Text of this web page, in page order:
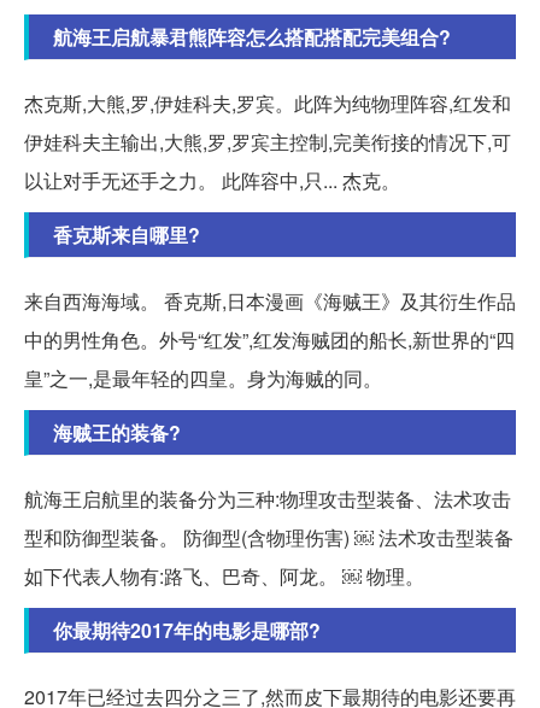
航海王启航暴君熊阵容怎么搭配搭配完美组合?
杰克斯,大熊,罗,伊娃科夫,罗宾。此阵为纯物理阵容,红发和
伊娃科夫主输出,大熊,罗,罗宾主控制,完美衔接的情况下,可
以让对手无还手之力。 此阵容中,只... 杰克。
香克斯来自哪里?
来自西海海域。 香克斯,日本漫画《海贼王》及其衍生作品
中的男性角色。外号“红发”,红发海贼团的船长,新世界的“四
皇”之一,是最年轻的四皇。身为海贼的同。
海贼王的装备?
航海王启航里的装备分为三种:物理攻击型装备、法术攻击
型和防御型装备。 防御型(含物理伤害) ￼ 法术攻击型装备
如下代表人物有:路飞、巴奇、阿龙。 ￼ 物理。
你最期待2017年的电影是哪部?
2017年已经过去四分之三了,然而皮下最期待的电影还要再